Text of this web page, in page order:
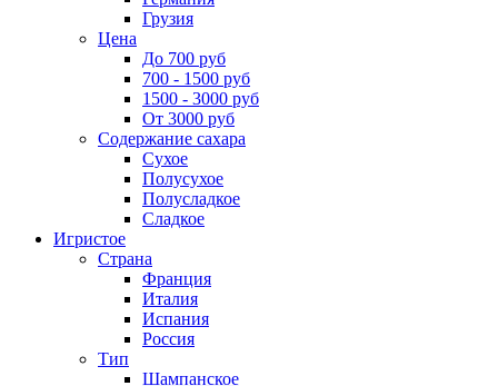
Грузия
Цена
До 700 руб
700 - 1500 руб
1500 - 3000 руб
От 3000 руб
Содержание сахара
Сухое
Полусухое
Полусладкое
Сладкое
Игристое
Страна
Франция
Италия
Испания
Россия
Тип
Шампанское